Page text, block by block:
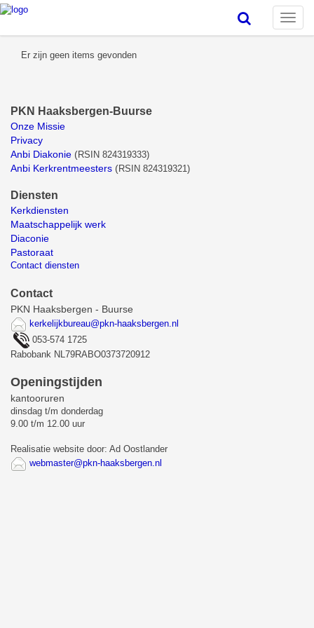
Toggle
Er zijn geen items gevonden
PKN Haaksbergen-Buurse
Onze Missie
Privacy
Anbi Diakonie (RSIN 824319333)
Anbi Kerkrentmeesters (RSIN 824319321)
Diensten
Kerkdiensten
Maatschappelijk werk
Diaconie
Pastoraat
Contact diensten
Contact
PKN Haaksbergen - Buurse
kerkelijkbureau@pkn-haaksbergen.nl
053-574 1725
Rabobank NL79RABO0373720912
Openingstijden
kantooruren
dinsdag t/m donderdag
9.00 t/m 12.00 uur
Realisatie website door: Ad Oostlander
webmaster@pkn-haaksbergen.nl